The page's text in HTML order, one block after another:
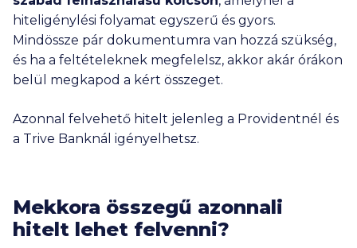
eloszlása miatti egyedi ütemezési célú informatikai
megoldások. A hiteleket csak negatív KHR listán nem
szereplő, és megfelelő jövedelemmel (és adott esetben
fedezettel) rendelkezők kaphatják meg a hitelintézet
döntésétől függően. A törlesztőrészletek számítása az
aktuálisan meghirdetett kamatokkal történt, amelyeket a
által adott ajánlat eltérhet a fent megadott adatoktól,
amely vonatkozásában felelősségünket kizárjuk. További
Ezeknek a bankoknak a termékeit nem jelenítjük meg a
kalkulátorainkban: Bank of China, BNP Paribas, Deutsche
Bank, Duna Takarék Bank, ING, KDB Bank, Merkantil Bank,
hiteligénylési folyamat egyszerű és gyors.
Mindössze pár dokumentumra van hozzá szükség,
és ha a feltételeknek megfelelsz, akkor akár órákon
belül megkapod a kért összeget.
Azonnal felvehető hitelt jelenleg a Providentnél és
a Trive Banknál igényelhetsz.
Mekkora összegű azonnali
hitelt lehet felvenni?